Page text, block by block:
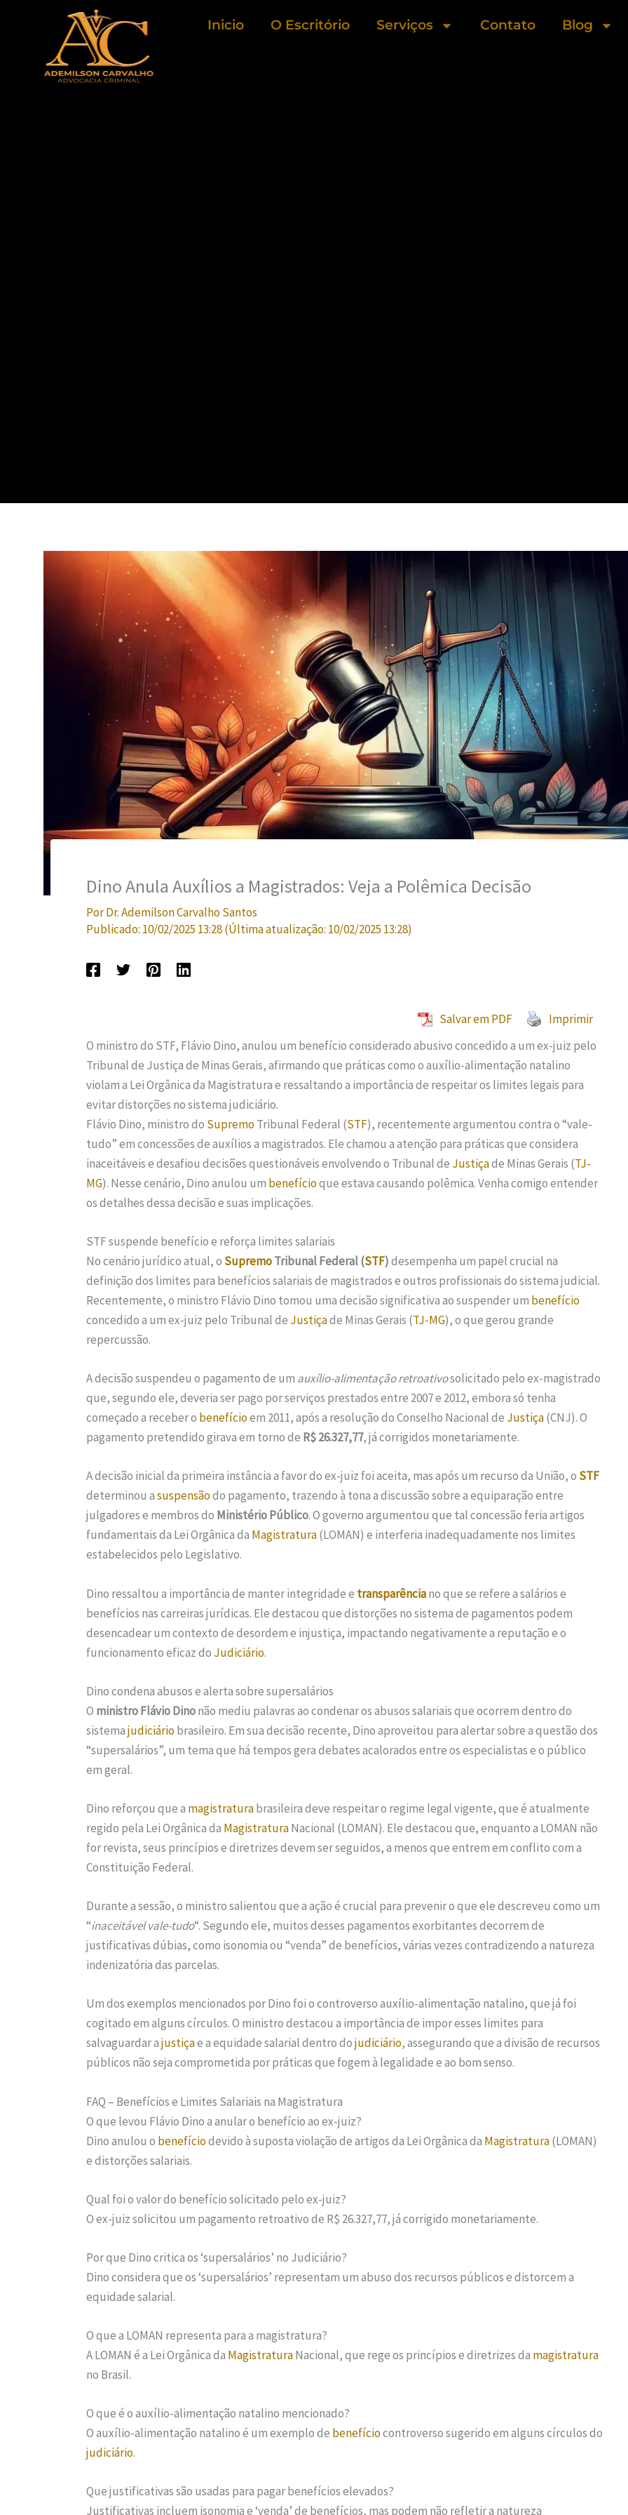
conteúdo
Inicio O Escritório Serviços Contato Blog
Dino Anula Auxílios a Magistrados: Veja a Polêmica Decisão
PorDr. Ademilson Carvalho Santos
Publicado: 10/02/2025 13:28(Última atualização: 10/02/2025 13:28)
Salvar em PDF
Imprimir
O ministro do STF, Flávio Dino, anulou um benefício considerado abusivo concedido a um ex-juiz pelo
Tribunal de Justiça de Minas Gerais, afirmando que práticas como o auxílio-alimentação natalino
violam a Lei Orgânica da Magistratura e ressaltando a importância de respeitar os limites legais para
evitar distorções no sistema judiciário.
Flávio Dino, ministro do SupremoTribunal Federal (STF), recentemente argumentou contra o “vale-
tudo” em concessões de auxílios a magistrados. Ele chamou a atenção para práticas que considera
inaceitáveis e desafiou decisões questionáveis envolvendo o Tribunal de Justiçade Minas Gerais (TJ-
MG). Nesse cenário, Dino anulou um benefícioque estava causando polêmica. Venha comigo entender
os detalhes dessa decisão e suas implicações.
STF suspende benefício e reforça limites salariais
No cenário jurídico atual, o SupremoTribunal Federal (STF)desempenha um papel crucial na
definição dos limites para benefícios salariais de magistrados e outros profissionais do sistema judicial.
Recentemente, o ministro Flávio Dino tomou uma decisão significativa ao suspender um benefício
concedido a um ex-juiz pelo Tribunal de Justiçade Minas Gerais (TJ-MG), o que gerou grande
repercussão.
A decisão suspendeu o pagamento de um auxílio-alimentação retroativosolicitado pelo ex-magistrado
que, segundo ele, deveria ser pago por serviços prestados entre 2007 e 2012, embora só tenha
começado a receber o benefícioem 2011, após a resolução do Conselho Nacional de Justiça(CNJ). O
pagamento pretendido girava em torno de R$ 26.327,77, já corrigidos monetariamente.
A decisão inicial da primeira instância a favor do ex-juiz foi aceita, mas após um recurso da União, o STF
determinou asuspensãodo pagamento, trazendo à tona a discussão sobre a equiparação entre
julgadores e membros do Ministério Público. O governo argumentou que tal concessão feria artigos
fundamentais da Lei Orgânica da Magistratura(LOMAN) e interferia inadequadamente nos limites
estabelecidos pelo Legislativo.
Dino ressaltou a importância de manter integridade e transparênciano que se refere a salários e
benefícios nas carreiras jurídicas. Ele destacou que distorções no sistema de pagamentos podem
desencadear um contexto de desordem e injustiça, impactando negativamente a reputação e o
funcionamento eficaz do Judiciário.
Dino condena abusos e alerta sobre supersalários
O ministro Flávio Dinonão mediu palavras ao condenar os abusos salariais que ocorrem dentro do
sistemajudiciáriobrasileiro. Em sua decisão recente, Dino aproveitou para alertar sobre a questão dos
“supersalários”, um tema que há tempos gera debates acalorados entre os especialistas e o público
em geral.
Dino reforçou que a magistraturabrasileira deve respeitar o regime legal vigente, que é atualmente
regido pela Lei Orgânica da MagistraturaNacional (LOMAN). Ele destacou que, enquanto a LOMAN não
for revista, seus princípios e diretrizes devem ser seguidos, a menos que entrem em conflito com a
Constituição Federal.
Durante a sessão, o ministro salientou que a ação é crucial para prevenir o que ele descreveu como um
“inaceitável vale-tudo“. Segundo ele, muitos desses pagamentos exorbitantes decorrem de
justificativas dúbias, como isonomia ou “venda” de benefícios, várias vezes contradizendo a natureza
indenizatória das parcelas.
Um dos exemplos mencionados por Dino foi o controverso auxílio-alimentação natalino, que já foi
cogitado em alguns círculos. O ministro destacou a importância de impor esses limites para
salvaguardar ajustiçae a equidade salarial dentro dojudiciário, assegurando que a divisão de recursos
públicos não seja comprometida por práticas que fogem à legalidade e ao bom senso.
FAQ – Benefícios e Limites Salariais na Magistratura
O que levou Flávio Dino a anular o benefício ao ex-juiz?
Dino anulou o benefíciodevido à suposta violação de artigos da Lei Orgânica da Magistratura(LOMAN)
e distorções salariais.
Qual foi o valor do benefício solicitado pelo ex-juiz?
O ex-juiz solicitou um pagamento retroativo de R$ 26.327,77, já corrigido monetariamente.
Por que Dino critica os ‘supersalários’ no Judiciário?
Dino considera que os ‘supersalários’ representam um abuso dos recursos públicos e distorcem a
equidade salarial.
O que a LOMAN representa para a magistratura?
A LOMAN é a Lei Orgânica da MagistraturaNacional, que rege os princípios e diretrizes da magistratura
no Brasil.
O que é o auxílio-alimentação natalino mencionado?
O auxílio-alimentação natalino é um exemplo de benefíciocontroverso sugerido em alguns círculos do
judiciário.
Que justificativas são usadas para pagar benefícios elevados?
Justificativas incluem isonomia e ‘venda’ de benefícios, mas podem não refletir a natureza